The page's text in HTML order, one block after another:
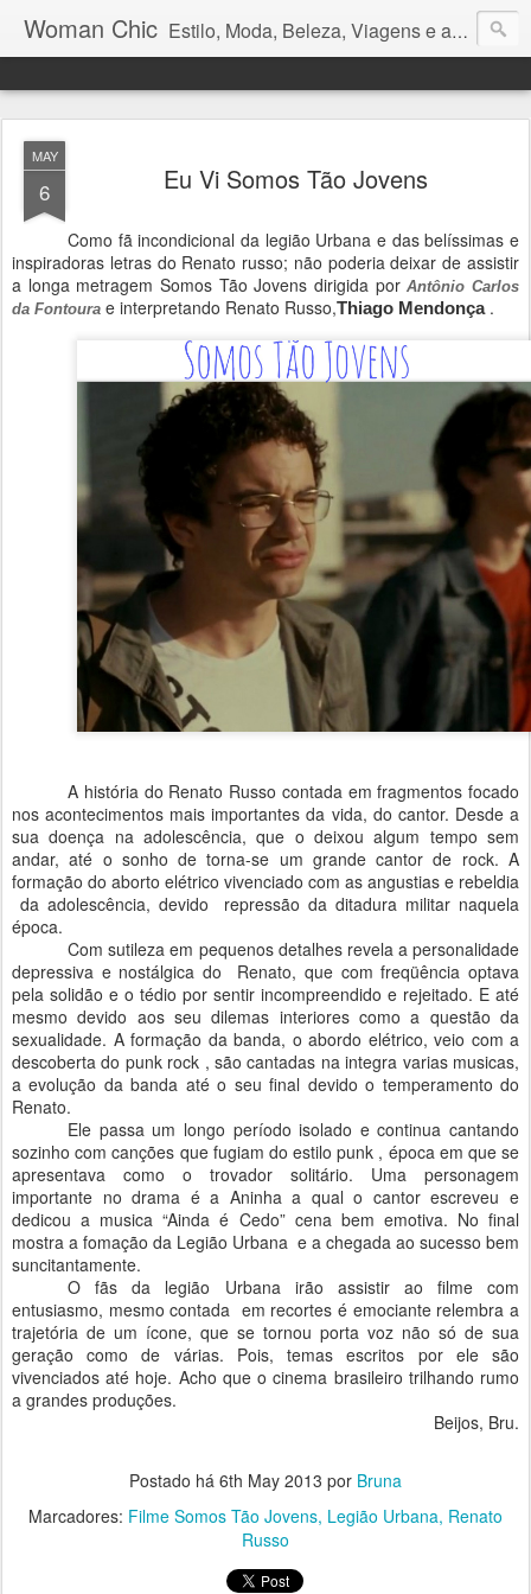
Woman Chic Estilo, Moda, Beleza, Viagens e afins.
MAY
6 Eu Vi Somos Tão Jovens
Como fã incondicional da legião Urbana e das belíssimas e
inspiradoras letras do Renato russo; não poderia deixar de assistir
a longa metragem Somos Tão Jovens dirigida porAntônio Carlos
da Fontoura e interpretando Renato Russo,Thiago Mendonça.
A história do Renato Russo contada em fragmentos focado
nos acontecimentos mais importantes da vida, do cantor. Desde a
sua doença na adolescência, que o deixou algum tempo sem
andar, até o sonho de torna-se um grande cantor de rock. A
formação do aborto elétrico vivenciado com as angustias e rebeldia
da adolescência, devido repressão da ditadura militar naquela
época.
Com sutileza em pequenos detalhes revela a personalidade
depressiva e nostálgica do Renato, que com freqüência optava
pela solidão e o tédio por sentir incompreendido e rejeitado. E até
mesmo devido aos seu dilemas interiores como a questão da
sexualidade. A formação da banda, o abordo elétrico, veio com a
descoberta do punk rock , são cantadas na integra varias musicas,
a evolução da banda até o seu final devido o temperamento do
Renato.
Ele passa um longo período isolado e continua cantando
sozinho com canções que fugiam do estilo punk , época em que se
apresentava como o trovador solitário. Uma personagem
importante no drama é a Aninha a qual o cantor escreveu e
dedicou a musica “Ainda é Cedo” cena bem emotiva. No final
mostra a fomação da Legião Urbana e a chegada ao sucesso bem
suncitantamente.
O fãs da legião Urbana irão assistir ao filme com
entusiasmo, mesmo contada em recortes é emociante relembra a
trajetória de um ícone, que se tornou porta voz não só de sua
geração como de várias. Pois, temas escritos por ele são
vivenciados até hoje. Acho que o cinema brasileiro trilhando rumo
a grandes produções.
Beijos, Bru.
Postado há 6th May 2013 por Bruna
Marcadores: Filme Somos Tão Jovens Legião Urbana Renato
Russo